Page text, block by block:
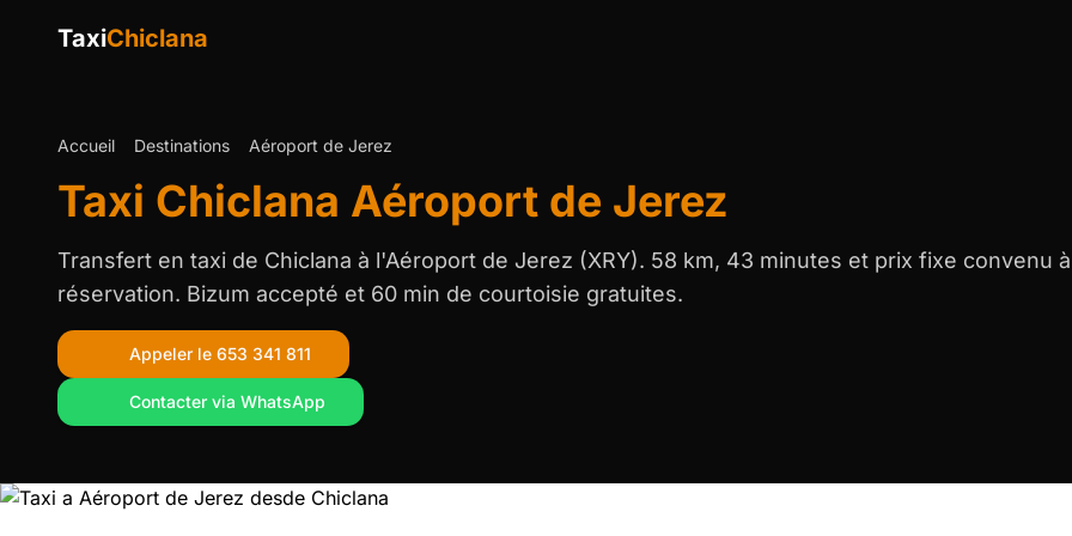
TaxiChiclana
Accueil Destinations Aéroport de Jerez
Taxi Chiclana Aéroport de Jerez
Transfert en taxi de Chiclana à l'Aéroport de Jerez (XRY). 58 km, 43 minutes et prix fixe convenu
réservation. Bizum accepté et 60 min de courtoisie gratuites.
Appeler le 653 341 811
Contacter via WhatsApp